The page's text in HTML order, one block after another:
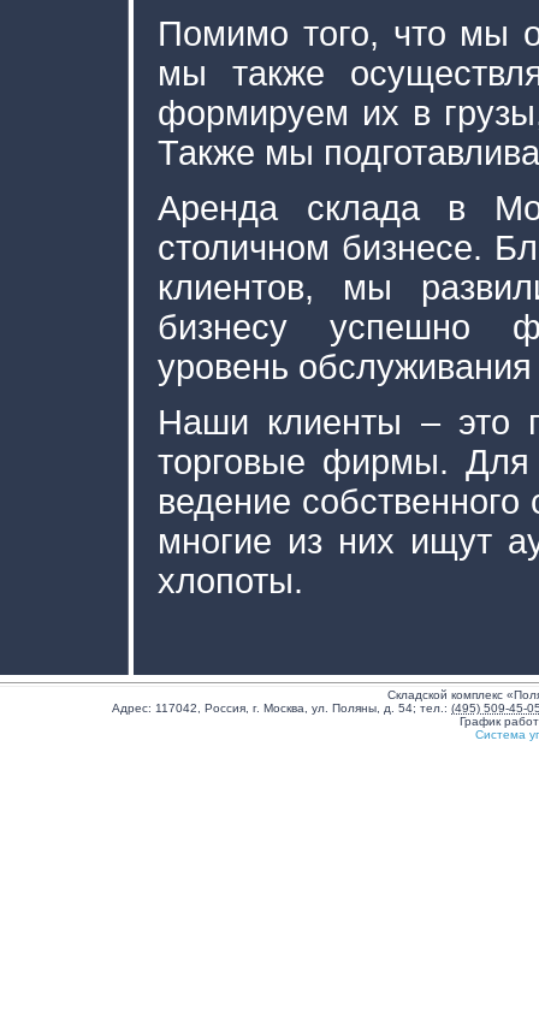
Помимо того, что мы
мы также
формируем их в
Также мы
Аренда склада в
столичном бизнесе.
клиентов, мы
бизнесу успешно
уровень
Наши клиенты – это
торговые фирмы. Для
ведение
многие из них ищут
хлопоты.
Складской комплекс
Адрес: 117042 Россия г. Москва ул. Поляны, д. 54; тел.: (495) 509-45-
График
Система